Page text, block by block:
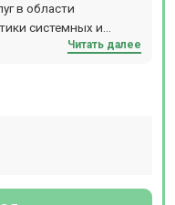
в области
системных и
можно пройти МРТ,
и
проблемами
Читать далее